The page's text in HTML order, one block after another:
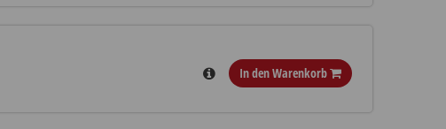
In den Warenkorb